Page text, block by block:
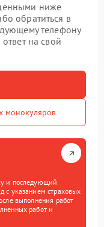
ниже
обратиться в
телефону
на свой
монокуляров
и последующий
с указанием страховых
выполнения работ
работ и